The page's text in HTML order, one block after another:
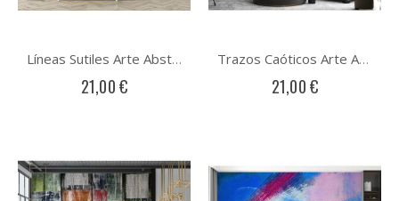
Líneas Sutiles Arte Abstracto
21,00 €
Trazos Caóticos Arte Abstracto
21,00 €